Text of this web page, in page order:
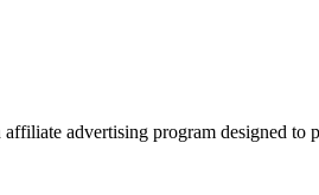
advertising program designed to